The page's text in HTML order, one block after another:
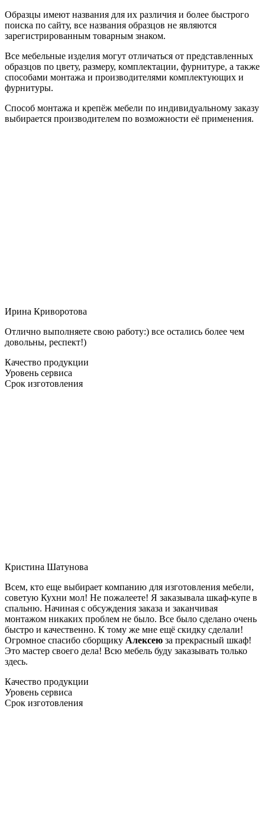
Образцы имеют названия для их различия и более быстрого
поиска по сайту, все названия образцов не являются
зарегистрированным товарным знаком.
Все мебельные изделия могут отличаться от представленных
образцов по цвету, размеру, комплектации, фурнитуре, а также
способами монтажа и производителями комплектующих и
фурнитуры.
Способ монтажа и крепёж мебели по индивидуальному заказу
выбирается производителем по возможности её применения.
Ирина Криворотова
Отлично выполняете свою работу:) все остались более чем
довольны, респект!)
Качество продукции
Уровень сервиса
Срок изготовления
Кристина Шатунова
Всем, кто еще выбирает компанию для изготовления мебели,
советую Кухни мол! Не пожалеете! Я заказывала шкаф-купе в
спальню. Начиная с обсуждения заказа и заканчивая
монтажом никаких проблем не было. Все было сделано очень
быстро и качественно. К тому же мне ещё скидку сделали!
Огромное спасибо сборщику Алексею за прекрасный шкаф!
Это мастер своего дела! Всю мебель буду заказывать только
здесь.
Качество продукции
Уровень сервиса
Срок изготовления